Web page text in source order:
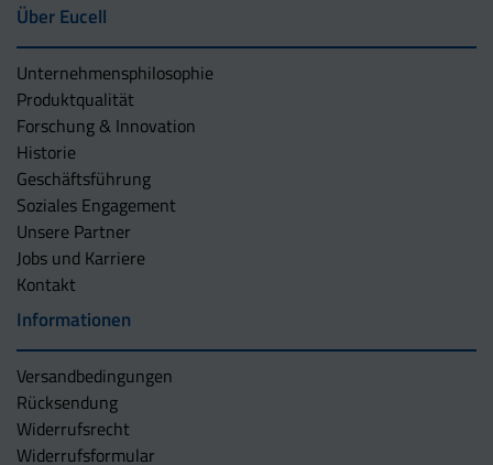
Über Eucell
Unternehmens­philosophie
Produktqualität
Forschung & Innovation
Historie
Geschäftsführung
Soziales Engagement
Unsere Partner
Jobs und Karriere
Kontakt
Informationen
Versandbedingungen
Rücksendung
Widerrufsrecht
Widerrufsformular